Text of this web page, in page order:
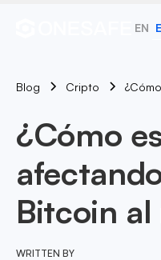
EN
Blog Cripto
¿Cómo
Bitcoin
WRITTEN BY